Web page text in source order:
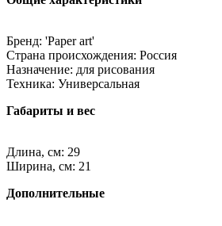
Бренд: 'Paper art'
Страна происхождения: Россия
Назначение: для рисования
Техника: Универсальная
Габариты и вес
Длина, см: 29
Ширина, см: 21
Дополнительные